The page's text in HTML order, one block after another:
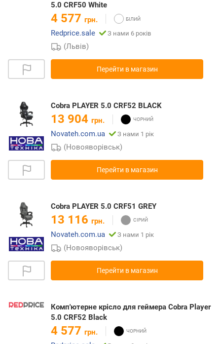
5.0 CRF50 White
4 577 грн.
Redprice.sale
З нами 6 років
(Львів)
Перейти в магазин
Cobra PLAYER 5.0 CRF52 BLACK
13 904 грн.
Novateh.com.ua
З нами 1 рік
(Новояворівськ)
Перейти в магазин
Cobra PLAYER 5.0 CRF51 GREY
13 116 грн.
Novateh.com.ua
З нами 1 рік
(Новояворівськ)
Перейти в магазин
Комп'ютерне крісло для геймера Cobra Player
5.0 CRF52 Black
4 577 грн.